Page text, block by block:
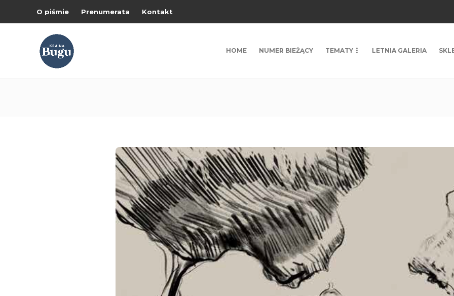
O piśmie Prenumerata Kontakt
HOME NUMER BIEŻĄCY TEMATY LETNIA GALERIA